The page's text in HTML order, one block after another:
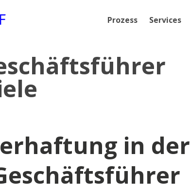
Prozess Services
in der